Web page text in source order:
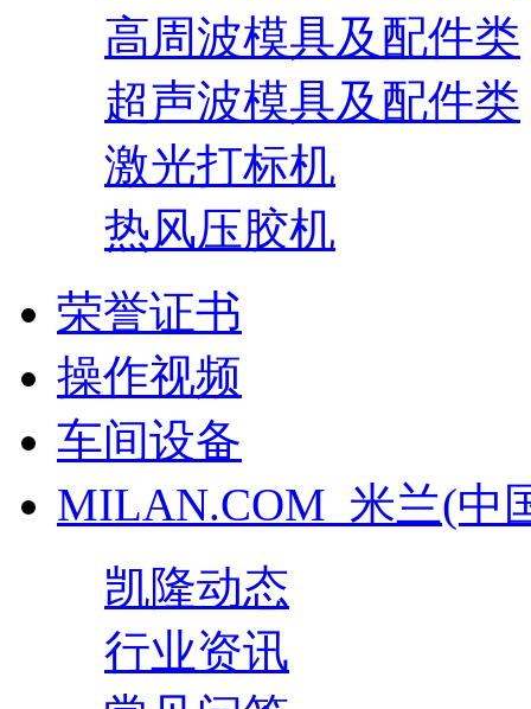
高周波模具及配件类
超声波模具及配件类
激光打标机
热风压胶机
荣誉证书
操作视频
车间设备
MILAN.COM_米兰(中
凯隆动态
行业资讯